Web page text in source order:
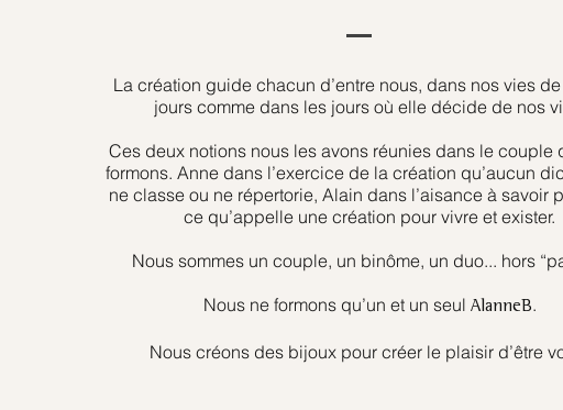
La création guide chacun d’entre nous, dans nos vies
jours comme dans les jours où elle décide de nos
Ces deux notions nous les avons réunies dans le couple
formons. Anne dans l’exercice de la création qu’aucun
ne classe ou ne répertorie, Alain dans l’aisance à savoir
ce qu’appelle une création pour vivre et exister.
Nous sommes un couple, un binôme, un duo... hors
Nous ne formons qu’un et un seul AlanneB.
Nous créons des bijoux pour créer le plaisir d’être